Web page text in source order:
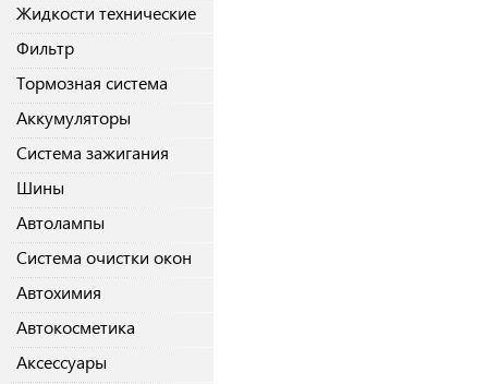
Жидкости технические
Фильтр
Тормозная система
Аккумуляторы
Система зажигания
Шины
Автолампы
Система очистки окон
Автохимия
Автокосметика
Аксессуары